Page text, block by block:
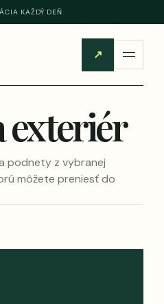
KAŽDÝ DEŇ
↗
exteriér
podnety z vybranej
môžete preniesť do